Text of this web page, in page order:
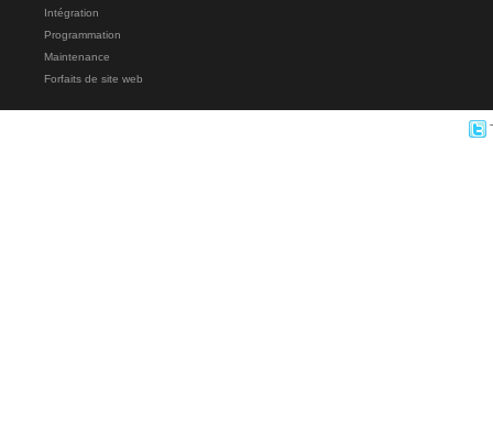
Intégration
Programmation
Maintenance
Forfaits de site web